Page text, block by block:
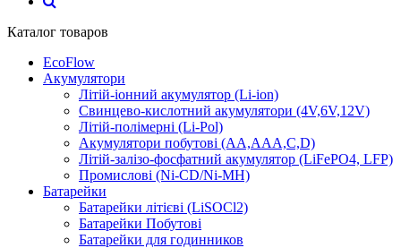
Каталог товаров
EcoFlow
Акумулятори
Літій-іонний акумулятор (Li-ion)
Свинцево-кислотний акумулятори (4V,6V,12V)
Літій-полімерні (Li-Pol)
Акумулятори побутові (AA,AAA,C,D)
Літій-залізо-фосфатний акумулятор (LiFePO4, LFP)
Промислові (Ni-CD/Ni-MH)
Батарейки
Батарейки літієві (LiSOCl2)
Батарейки Побутові
Батарейки для годинников